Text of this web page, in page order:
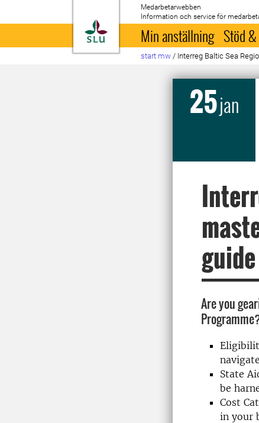
Till startsida
Medarbetarwebben
Information och service för
Min anställning Stöd
start mw / Interreg Baltic Sea
25jan
Are you
State
be
Cost
in your